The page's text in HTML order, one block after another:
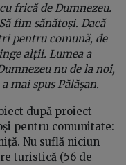
frică de Dumnezeu.
fim sănătoși. Dacă
pentru comună, de
alții. Lumea a
nu de la noi,
mai spus Pălășan.
după proiect
pentru comunitate:
Nu suflă niciun
turistică (56 de